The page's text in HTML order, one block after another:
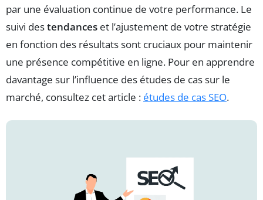
par une évaluation continue de votre performance. Le
suivi destendances et l’ajustement de votre stratégie
en fonction des résultats sont cruciaux pour maintenir
une présence compétitive en ligne. Pour en apprendre
davantage sur l’influence des études de cas sur le
marché, consultez cet article : études de cas SEO.